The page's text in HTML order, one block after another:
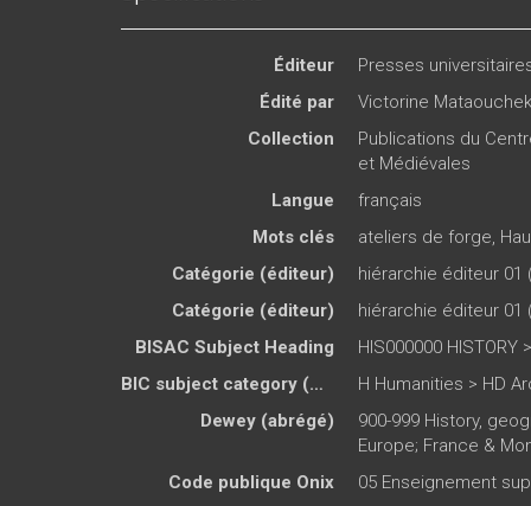
Éditeur
Presses
Édité par
Victorine Mataouchek
Collection
Publications du
et Médiévales
Langue
français
Mots clés
ateliers de forge
Catégorie (éditeur)
hiérarchie éditeur 01
Catégorie (éditeur)
hiérarchie éditeur 01
BISAC Subject Heading
HIS000000 HISTORY
BIC subject category (UK)
H Humanities > HD
Dewey (abrégé)
900-999 History,
Europe; France &
Code publique Onix
05 Enseignement